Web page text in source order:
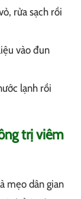
rửa sạch rồi
vào đun
lạnh rồi
trị viêm
mẹo dân gian